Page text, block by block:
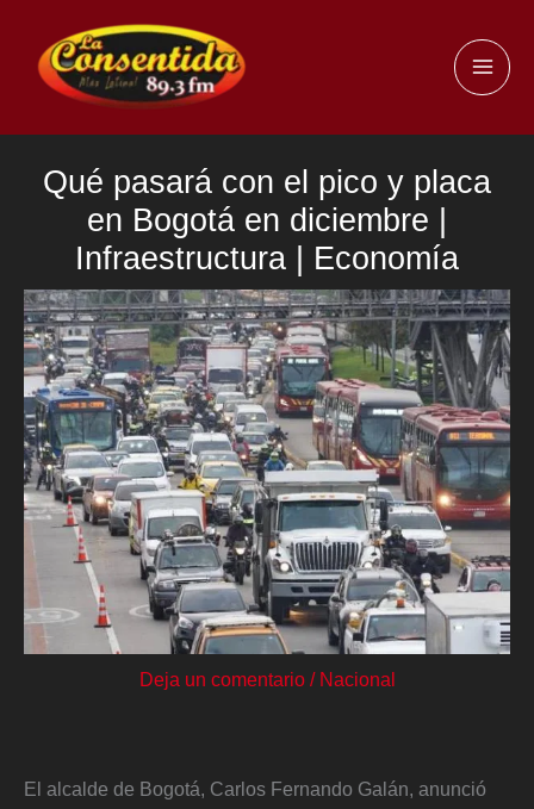
contenido
Qué pasará con el pico y placa
en Bogotá en diciembre |
Infraestructura | Economía
Deja un comentario / Nacional
El alcalde de Bogotá, Carlos Fernando Galán, anunció